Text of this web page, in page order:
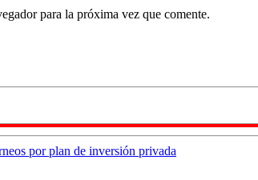
para la próxima vez que comente.